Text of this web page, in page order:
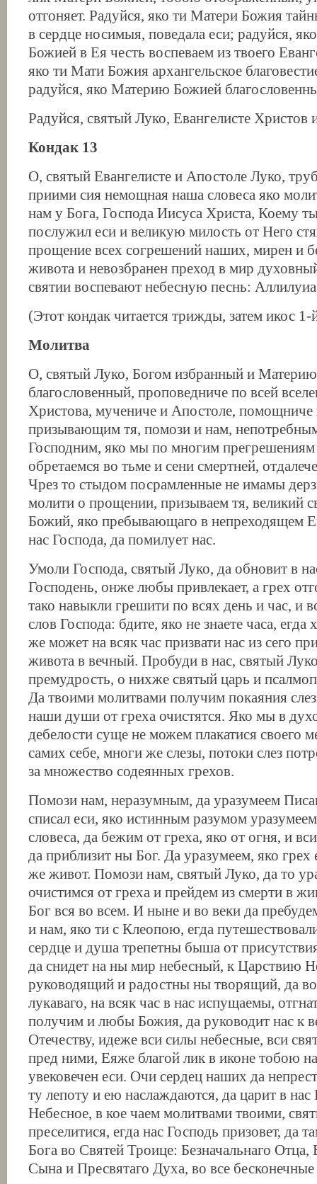
отгоняет. Радуйся, яко ти Матери Божия
в сердце носимыя, поведала еси; радуйся,
Божией в Ея честь воспеваем из твоего
яко ти Мати Божия архангельское
радуйся, яко Материю Божией
Радуйся, святый Луко, Евангелисте Христов
Кондак 13
О, святый Евангелисте и Апостоле Луко,
приими сия немощная наша словеса яко
нам у Бога, Господа Иисуса Христа, Коему
послужил еси и великую милость от Него
прощение всех согрешений наших, мирен и
живота и невозбранен преход в мир
святии воспевают небесную песнь:
(Этот кондак читается трижды, затем икос
Молитва
О, святый Луко, Богом избранный и
благословенный, проповедниче по всей
Христова, мучениче и Апостоле, помощниче
призывающим тя, помози и нам,
Господним, яко мы по многим
обретаемся во тьме и сени смертней,
Чрез то стыдом посрамленные не имамы
молити о прощении, призываем тя, великий
Божий, яко пребывающаго в непреходящем
нас Господа, да помилует нас.
Умоли Господа, святый Луко, да обновит в
Господень, онже любы привлекает, а грех
тако навыкли грешити по всях день и час, и
слов Господа: бдите, яко не знаете часа,
же может на всяк час призвати нас из сего
живота в вечный. Пробуди в нас, святый
премудрость, о нихже святый царь и
Да твоими молитвами получим покаяния
наши души от греха очистятся. Яко мы в
дебелости суще не можем плакатися своего
самих себе, многи же слезы, потоки слез
за множество содеянных грехов.
Помози нам, неразумным, да уразумеем
списал еси, яко истинным разумом
словеса, да бежим от греха, яко от огня, и
да приблизит ны Бог. Да уразумеем, яко грех
же живот. Помози нам, святый Луко, да то
очистимся от греха и прейдем из смерти в
Бог вся во всем. И ныне и во веки да
и нам, яко ти с Клеопою, егда
сердце и душа трепетны быша от
да снидет на ны мир небесный, к Царствию
руководящий и радостны ны творящий, да
лукаваго, на всяк час в нас испущаемы,
получим и любы Божия, да руководит нас к
Отечеству, идеже вси силы небесные, вси
пред ними, Еяже благой лик в иконе тобою
увековечен еси. Очи сердец наших да
ту лепоту и ею наслаждаются, да царит в нас
Небесное, в кое чаем молитвами твоими,
преселитися, егда нас Господь призовет, да
Бога во Святей Троице: Безначальнаго Отца,
Сына и Пресвятаго Духа, во все